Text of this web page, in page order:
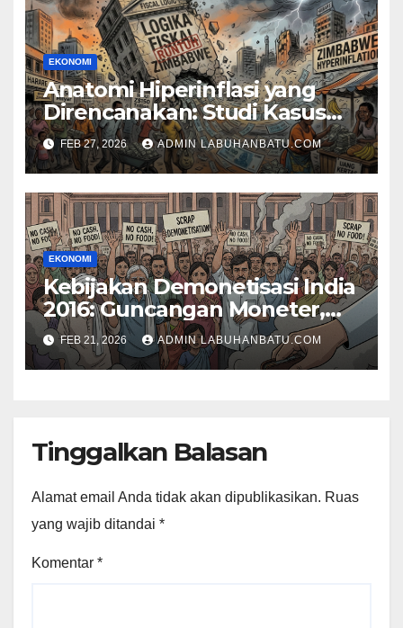
EKONOMI
Anatomi Hiperinflasi yang
Direncanakan: Studi Kasus
Runtuhnya Logika Fiskal di
Zimbabwe (2000–2009)
FEB 27, 2026 ADMIN LABUHANBATU.COM
EKONOMI
Kebijakan Demonetisasi India
2016: Guncangan Moneter,
Transformasi Ekonomi, dan
Konsekuensi Sosio-Politik
dalam Perspektif
FEB 21, 2026 ADMIN LABUHANBATU.COM
Tinggalkan Balasan
Alamat email Anda tidak akan dipublikasikan. Ruas
yang wajib ditandai *
Komentar *